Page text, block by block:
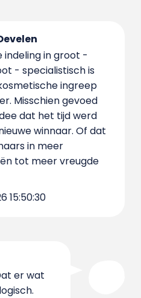
indeling in groot -
- specialistisch is
ingreep
Misschien gevoed
dat het tijd werd
winnaar. Of dat
in meer
tot meer vreugde
15:50:30
er wat